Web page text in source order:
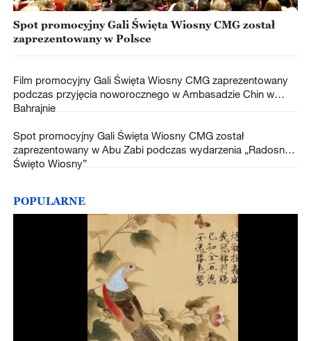
Spot promocyjny Gali Święta Wiosny CMG został
zaprezentowany w Polsce
Film promocyjny Gali Święta Wiosny CMG zaprezentowany
podczas przyjęcia noworocznego w Ambasadzie Chin w
Bahrajnie
Spot promocyjny Gali Święta Wiosny CMG został
zaprezentowany w Abu Zabi podczas wydarzenia „Radosne
Święto Wiosny”
POPULARNE